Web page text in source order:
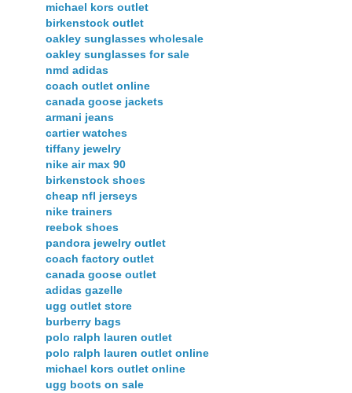
michael kors outlet
birkenstock outlet
oakley sunglasses wholesale
oakley sunglasses for sale
nmd adidas
coach outlet online
canada goose jackets
armani jeans
cartier watches
tiffany jewelry
nike air max 90
birkenstock shoes
cheap nfl jerseys
nike trainers
reebok shoes
pandora jewelry outlet
coach factory outlet
canada goose outlet
adidas gazelle
ugg outlet store
burberry bags
polo ralph lauren outlet
polo ralph lauren outlet online
michael kors outlet online
ugg boots on sale